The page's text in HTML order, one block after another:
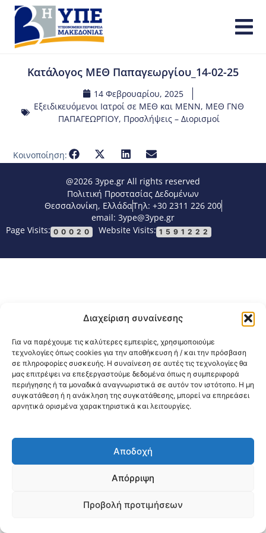
Διαχείριση συναίνεσης
Για να παρέχουμε τις καλύτερες εμπειρίες, χρησιμοποιούμε
τεχνολογίες όπως cookies για την αποθήκευση ή / και την πρόσβαση
σε πληροφορίες συσκευής. Η συναίνεση σε αυτές τις τεχνολογίες θα
μας επιτρέψει να επεξεργαστούμε δεδομένα όπως η συμπεριφορά
περιήγησης ή τα μοναδικά αναγνωριστικά σε αυτόν τον ιστότοπο. Η μη
συγκατάθεση ή η ανάκληση της συγκατάθεσης, μπορεί να επηρεάσει
αρνητικά ορισμένα χαρακτηριστικά και λειτουργίες.
Αποδοχή
Απόρριψη
Προβολή προτιμήσεων
Κατάλογος ΜΕΘ Παπαγεωργίου_14-02-25
14 Φεβρουαρίου, 2025
Εξειδικευόμενοι Ιατροί σε ΜΕΘ και ΜΕΝΝ, ΜΕΘ ΓΝΘ
ΠΑΠΑΓΕΩΡΓΙΟΥ, Προσλήψεις – Διορισμοί
Κοινοποίηση:
@2026 3ype.gr All rights reserved
Πολιτική Προστασίας Δεδομένων
Θεσσαλονίκη, ΕλλάδαΤηλ: +30 2311 226 200
email: 3ype@3ype.gr
Page Visits: 00020 Website Visits: 1591222